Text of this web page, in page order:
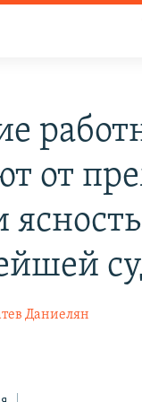
от
Даниелян